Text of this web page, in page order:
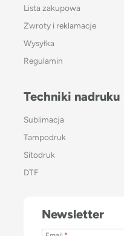
Lista zakupowa
Zwroty i reklamacje
Wysyłka
Regulamin
Techniki nadruku
Sublimacja
Tampodruk
Sitodruk
DTF
Newsletter